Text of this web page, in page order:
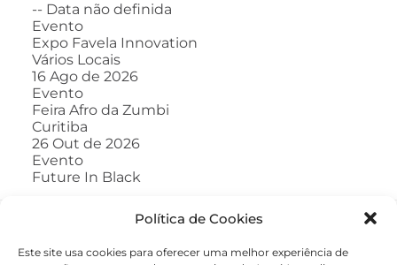
Política de Cookies
Este site usa cookies para oferecer uma melhor experiência de
-- Data não definida
Evento
Expo Favela Innovation
Vários Locais
16 Ago de 2026
Evento
Feira Afro da Zumbi
Curitiba
26 Out de 2026
Evento
Future In Black